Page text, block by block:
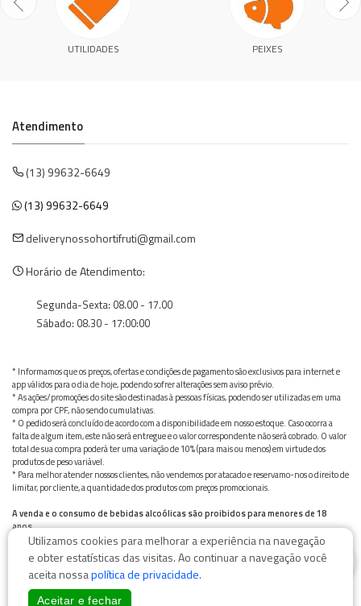
UTILIDADES PEIXES
Atendimento
(13) 99632-6649
(13) 99632-6649
deliverynossohortifruti@gmail.com
Horário de Atendimento:
Segunda-Sexta: 08.00 - 17.00
Sábado: 08.30 - 17:00:00
* Informamos que os preços, ofertas e condições de pagamento são exclusivos para internet e
app válidos para o dia de hoje, podendo sofrer alterações sem aviso prévio.
* As ações/promoções do site são destinadas à pessoas físicas, podendo ser utilizadas em uma
compra por CPF, não sendo cumulativas.
* O pedido será concluído de acordo com a disponibilidade em nosso estoque. Caso ocorra a
falta de algum item, este não será entregue e o valor correspondente não será cobrado. O valor
total de sua compra poderá ter uma variação de 10% (para mais ou menos) em virtude dos
produtos de peso variável.
* Para melhor atender nossos clientes, não vendemos por atacado e reservamo-nos o direito de
limitar, por cliente, a quantidade dos produtos com preços promocionais.
A venda e o consumo de bebidas alcoólicas são proibidos para menores de 18
anos.
Bebida alcoólica pode causar dependência química e, em excesso, provoca graves males à saúde.
Beba com moderação
Utilizamos cookies para melhorar a experiência na navegação
e obter estatísticas das visitas. Ao continuar a navegação você
aceita nossapolítica de privacidade.
Aceitar e fechar